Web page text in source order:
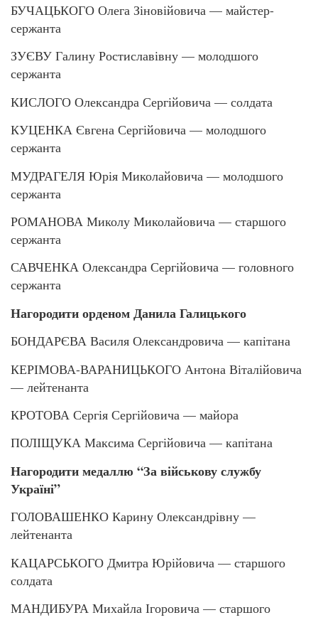
БУЧАЦЬКОГО Олега Зіновійовича — майстер-
сержанта
ЗУЄВУ Галину Ростиславівну — молодшого
сержанта
КИСЛОГО Олександра Сергійовича — солдата
КУЦЕНКА Євгена Сергійовича — молодшого
сержанта
МУДРАГЕЛЯ Юрія Миколайовича — молодшого
сержанта
РОМАНОВА Миколу Миколайовича — старшого
сержанта
САВЧЕНКА Олександра Сергійовича — головного
сержанта
Нагородити орденом Данила Галицького
БОНДАРЄВА Василя Олександровича — капітана
КЕРІМОВА-ВАРАНИЦЬКОГО Антона Віталійовича
— лейтенанта
КРОТОВА Сергія Сергійовича — майора
ПОЛІЩУКА Максима Сергійовича — капітана
Нагородити медаллю “За військову службу
Україні”
ГОЛОВАШЕНКО Карину Олександрівну —
лейтенанта
КАЦАРСЬКОГО Дмитра Юрійовича — старшого
солдата
МАНДИБУРА Михайла Ігоровича — старшого